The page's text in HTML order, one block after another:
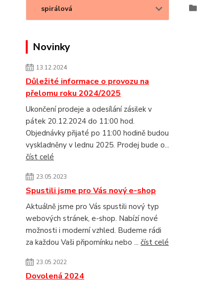
spirálová
Novinky
13.12.2024
Důležité informace o provozu na
přelomu roku 2024/2025
Ukončení prodeje a odesílání zásilek v
pátek 20.12.2024 do 11:00 hod.
Objednávky přijaté po 11:00 hodině budou
vyskladněny v lednu 2025. Prodej bude o...
číst celé
23.05.2023
Spustili jsme pro Vás nový e-shop
Aktuálně jsme pro Vás spustili nový typ
webových stránek, e-shop. Nabízí nové
možnosti i moderní vzhled. Budeme rádi
za každou Vaši připomínku nebo ... číst celé
23.05.2022
Dovolená 2024